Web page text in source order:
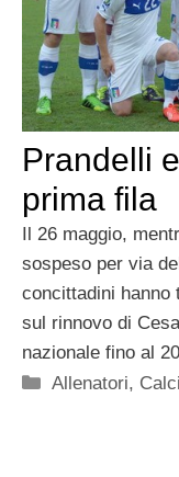
Prandelli
prima fila
Il 26 maggio,
sospeso per via
concittadini hanno
sul rinnovo di
nazionale fino al
Categorie
Allenatori,